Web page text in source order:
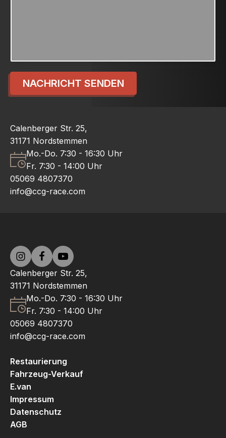
NACHRICHT SENDEN
Calenberger Str. 25,
31171 Nordstemmen
Mo.-Do. 7:30 - 16:30 Uhr
Fr. 7:30 - 14:00 Uhr
05069 4807370
info@ccg-race.com
Calenberger Str. 25,
31171 Nordstemmen
Mo.-Do. 7:30 - 16:30 Uhr
Fr. 7:30 - 14:00 Uhr
05069 4807370
info@ccg-race.com
Restaurierung
Fahrzeug-Verkauf
E.van
Impressum
Datenschutz
AGB